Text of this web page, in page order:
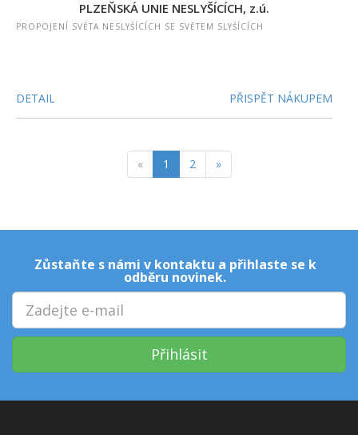
PLZEŇSKÁ UNIE NESLYŠÍCÍCH, z.ú.
PROPOJENÍ SVĚTA NESLYŠÍCÍCH SE SVĚTEM SLYŠÍCÍCH
DETAIL PŘISPĚT NÁKUPEM
« 1 2 »
Zůstaňte s námi v kontaktu a přihlaste se k
odběru novinek.
Přihlásit